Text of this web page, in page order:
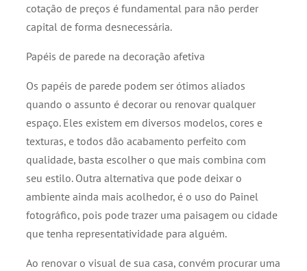
cotação de preços é fundamental para não perder
capital de forma desnecessária.
Papéis de parede na decoração afetiva
Os papéis de parede podem ser ótimos aliados
quando o assunto é decorar ou renovar qualquer
espaço. Eles existem em diversos modelos, cores e
texturas, e todos dão acabamento perfeito com
qualidade, basta escolher o que mais combina com
seu estilo. Outra alternativa que pode deixar o
ambiente ainda mais acolhedor, é o uso do Painel
fotográfico, pois pode trazer uma paisagem ou cidade
que tenha representatividade para alguém.
Ao renovar o visual de sua casa, convém procurar uma